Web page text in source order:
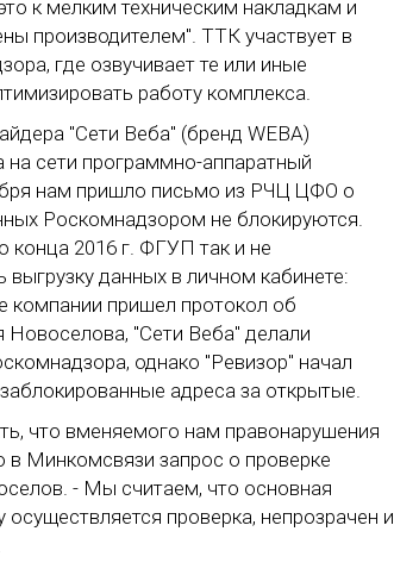
к мелким техническим накладкам и
производителем". ТТК участвует в
где озвучивает те или иные
работу комплекса.
"Сети Веба" (бренд WEBA)
на сети программно-аппаратный
нам пришло письмо из РЧЦ ЦФО о
Роскомнадзором не блокируются.
конца 2016 г. ФГУП так и не
данных в личном кабинете:
компании пришел протокол об
"Сети Веба" делали
однако "Ревизор" начал
адреса за открытые.
что вменяемого нам правонарушения
Минкомсвязи запрос о проверке
- Мы считаем, что основная
проверка, непрозрачен и